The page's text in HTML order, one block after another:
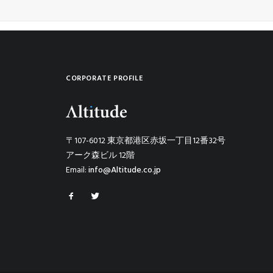
CORPORATE PROFILE
〒107-6012 東京都港区赤坂一丁目12番32号
アーク森ビル 12階
Email:info@Altitude.co.jp